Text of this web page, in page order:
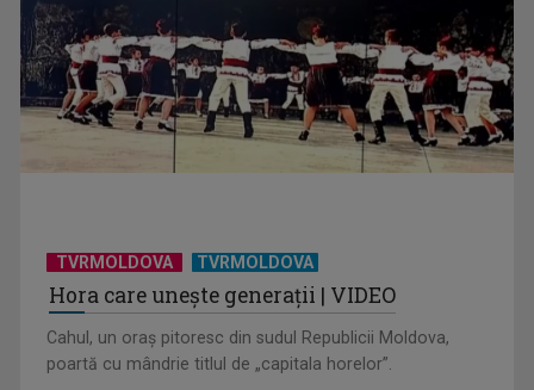
TVRMOLDOVA TVRMOLDOVA
Hora care unește generații | VIDEO
Cahul, un oraș pitoresc din sudul Republicii Moldova,
poartă cu mândrie titlul de „capitala horelor”.